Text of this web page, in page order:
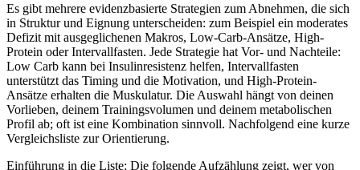
Es gibt mehrere evidenzbasierte Strategien zum Abnehmen, die sich
in Struktur und Eignung unterscheiden: zum Beispiel ein moderates
Defizit mit ausgeglichenen Makros, Low-Carb-Ansätze, High-
Protein oder Intervallfasten. Jede Strategie hat Vor- und Nachteile:
Low Carb kann bei Insulinresistenz helfen, Intervallfasten
unterstützt das Timing und die Motivation, und High-Protein-
Ansätze erhalten die Muskulatur. Die Auswahl hängt von deinen
Vorlieben, deinem Trainingsvolumen und deinem metabolischen
Profil ab; oft ist eine Kombination sinnvoll. Nachfolgend eine kurze
Vergleichsliste zur Orientierung.
Einführung in die Liste: Die folgende Aufzählung zeigt, wer von